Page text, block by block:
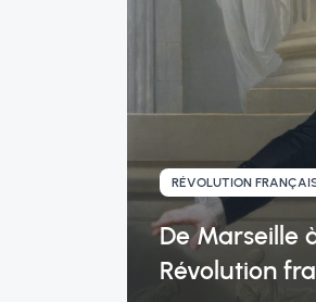
RÉVOLUTION
De Marseille
Révolution